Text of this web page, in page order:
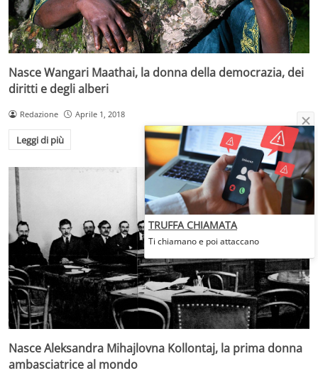
Nasce Wangari Maathai, la donna della democrazia, dei
diritti e degli alberi
Redazione Aprile 1, 2018
Leggi di più
Nasce Aleksandra Mihajlovna Kollontaj, la prima donna
ambasciatrice al mondo
TRUFFA CHIAMATA
Ti chiamano e poi attaccano